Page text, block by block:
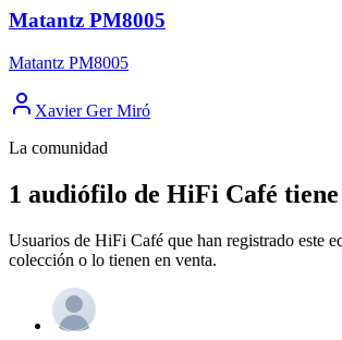
Matantz PM8005
Matantz PM8005
Xavier Ger Miró
La comunidad
1 audiófilo de HiFi Café tiene
Usuarios de HiFi Café que han registrado este
colección o lo tienen en venta.